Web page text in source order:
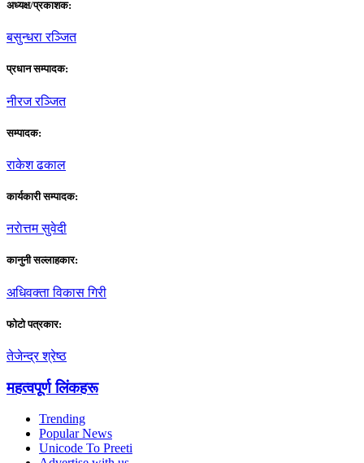
अध्यक्ष/प्रकाशक:
बसुन्धरा रञ्जित
प्रधान सम्पादक:
नीरज रञ्जित
सम्पादक:
राकेश ढकाल
कार्यकारी सम्पादक:
नराेत्तम सुवेदी
कानुनी सल्लाहकार:
अधिवक्ता विकास गिरी
फाेटाे पत्रकार:
तेजेन्द्र श्रेष्ठ
महत्वपूर्ण लिंकहरू
Trending
Popular News
Unicode To Preeti